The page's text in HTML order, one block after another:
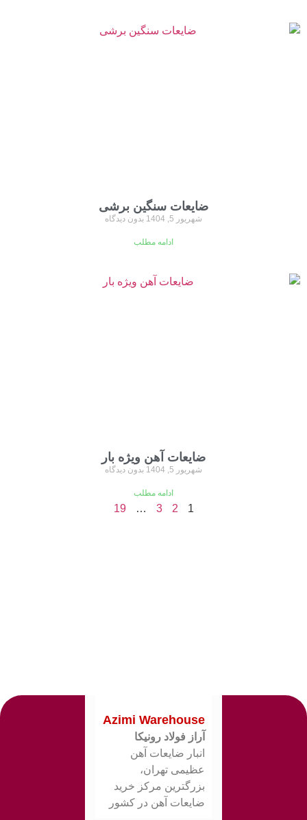
ضایعات سنگین برشی
شهریور 5, 1404 بدون دیدگاه
ادامه مطلب
ضایعات آهن ویژه بار
شهریور 5, 1404 بدون دیدگاه
ادامه مطلب
1
2
3
…
19
Azimi Warehouse
آراز فولاد رونیکا
انبار ضایعات آهن
عظیمی تهران،
بزرگترین مرکز خرید
ضایعات آهن در کشور